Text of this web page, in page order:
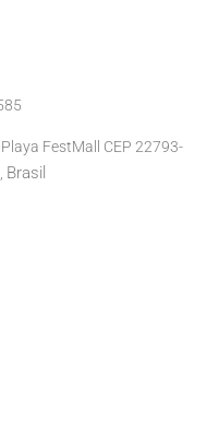
FestMall CEP 22793-
Brasil